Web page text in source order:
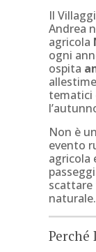
Il
Andrea
agricola
ogni
ospita
tematici
Non è
evento
agricola
naturale.